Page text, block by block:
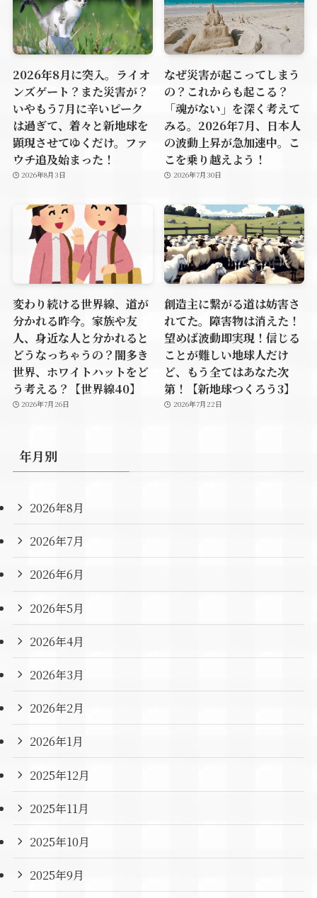
2026年8月に突入。ライオ
ンズゲート？また災害が？
いやもう7月に辛いピーク
は過ぎて、着々と新地球を
顕現させてゆくだけ。ファ
ウチ追及始まった！
2026年8月3日
なぜ災害が起こってしまう
の？これからも起こる？
「魂がない」を深く考えて
みる。2026年7月、日本人
の波動上昇が急加速中。こ
こを乗り越えよう！
2026年7月30日
変わり続ける世界線、道が
分かれる昨今。家族や友
人、身近な人と分かれると
どうなっちゃうの？闇多き
世界、ホワイトハットをど
う考える？【世界線40】
2026年7月26日
創造主に繋がる道は妨害さ
れてた。障害物は消えた！
望めば波動即実現！信じる
ことが難しい地球人だけ
ど、もう全てはあなた次
第！【新地球つくろう3】
2026年7月22日
年月別
2026年8月
2026年7月
2026年6月
2026年5月
2026年4月
2026年3月
2026年2月
2026年1月
2025年12月
2025年11月
2025年10月
2025年9月